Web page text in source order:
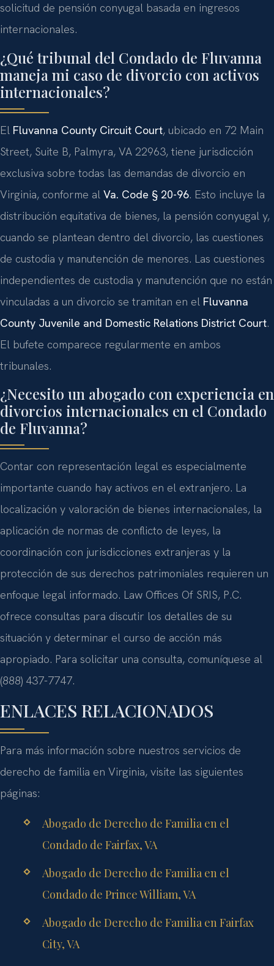
solicitud de pensión conyugal basada en ingresos
internacionales.
¿Qué tribunal del Condado de Fluvanna
maneja mi caso de divorcio con activos
internacionales?
El Fluvanna County Circuit Court, ubicado en 72 Main
Street, Suite B, Palmyra, VA 22963, tiene jurisdicción
exclusiva sobre todas las demandas de divorcio en
Virginia, conforme al Va. Code § 20-96. Esto incluye la
distribución equitativa de bienes, la pensión conyugal y,
cuando se plantean dentro del divorcio, las cuestiones
de custodia y manutención de menores. Las cuestiones
independientes de custodia y manutención que no están
vinculadas a un divorcio se tramitan en el Fluvanna
County Juvenile and Domestic Relations District Court.
El bufete comparece regularmente en ambos
tribunales.
¿Necesito un abogado con experiencia en
divorcios internacionales en el Condado
de Fluvanna?
Contar con representación legal es especialmente
importante cuando hay activos en el extranjero. La
localización y valoración de bienes internacionales, la
aplicación de normas de conflicto de leyes, la
coordinación con jurisdicciones extranjeras y la
protección de sus derechos patrimoniales requieren un
enfoque legal informado. Law Offices Of SRIS, P.C.
ofrece consultas para discutir los detalles de su
situación y determinar el curso de acción más
apropiado. Para solicitar una consulta, comuníquese al
(888) 437-7747.
ENLACES RELACIONADOS
Para más información sobre nuestros servicios de
derecho de familia en Virginia, visite las siguientes
páginas:
Abogado de Derecho de Familia en el
Condado de Fairfax, VA
Abogado de Derecho de Familia en el
Condado de Prince William, VA
Abogado de Derecho de Familia en Fairfax
City, VA